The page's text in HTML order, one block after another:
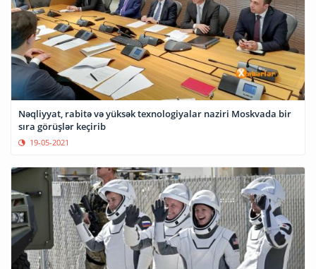
Nəqliyyat, rabitə və yüksək texnologiyalar naziri Moskvada bir
sıra görüşlər keçirib
19-05-2021